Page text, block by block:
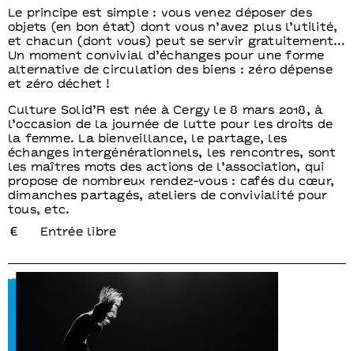
Le principe est simple : vous venez déposer des
objets (en bon état) dont vous n’avez plus l’utilité,
et chacun (dont vous) peut se servir gratuitement…
Un moment convivial d’échanges pour une forme
alternative de circulation des biens : zéro dépense
et zéro déchet !
Culture Solid’R est née à Cergy le 8 mars 2018, à
l’occasion de la journée de lutte pour les droits de
la femme. La bienveillance, le partage, les
échanges intergénérationnels, les rencontres, sont
les maîtres mots des actions de l’association, qui
propose de nombreux rendez-vous : cafés du cœur,
dimanches partagés, ateliers de convivialité pour
tous, etc.
Entrée libre